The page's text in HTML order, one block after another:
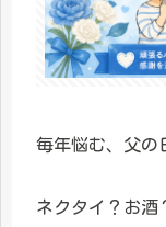
毎年悩む、父の
ネクタイ？お酒